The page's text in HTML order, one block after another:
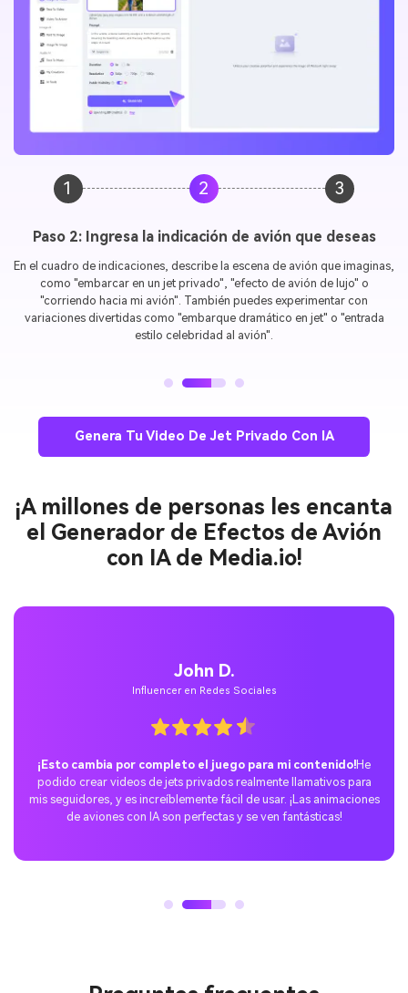
1 2 3
Paso 3: Genera y comparte tu video de avión con IA
Haz clic enGenerary deja que nuestra IA cree tu video de jet privado en
cuestión de momentos. En segundos, tendrás un video animado de
avión listo para descargar en HD y compartir en TikTok, Reels o Shorts
—¡absolutamente sin necesidad de experiencia en edición!
Genera Tu Video De Jet Privado Con IA
el Generador de Efectos de Avión
con IA de Media.io!
Diseñadora Gráfica
¡y esta herramienta no me decepcionó!La animación del efecto
de avión es absolutamente perfecta para mis proyectosy
aporta una dosis de lujo y emoción a todo mi trabajo creativo.